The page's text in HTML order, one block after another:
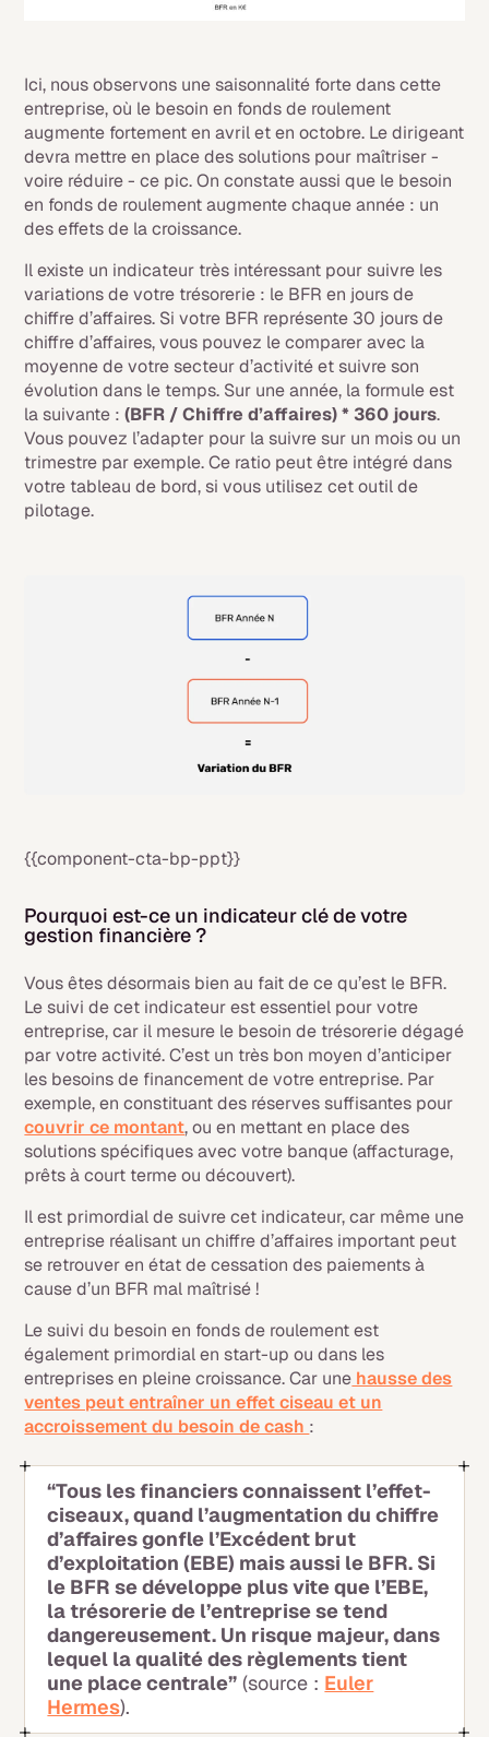
Ici, nous observons une saisonnalité forte dans cette
entreprise, où le besoin en fonds de roulement
augmente fortement en avril et en octobre. Le dirigeant
devra mettre en place des solutions pour maîtriser -
voire réduire - ce pic. On constate aussi que le besoin
en fonds de roulement augmente chaque année : un
des effets de la croissance.
Il existe un indicateur très intéressant pour suivre les
variations de votre trésorerie : le BFR en jours de
chiffre d’affaires. Si votre BFR représente 30 jours de
chiffre d’affaires, vous pouvez le comparer avec la
moyenne de votre secteur d’activité et suivre son
évolution dans le temps. Sur une année, la formule est
la suivante : (BFR / Chiffre d’affaires) * 360 jours.
Vous pouvez l’adapter pour la suivre sur un mois ou un
trimestre par exemple. Ce ratio peut être intégré dans
votre tableau de bord, si vous utilisez cet outil de
pilotage.
{{component-cta-bp-ppt}}
Pourquoi est-ce un indicateur clé de votre
gestion financière ?
Vous êtes désormais bien au fait de ce qu’est le BFR.
Le suivi de cet indicateur est essentiel pour votre
entreprise, car il mesure le besoin de trésorerie dégagé
par votre activité. C’est un très bon moyen d’anticiper
les besoins de financement de votre entreprise. Par
exemple, en constituant des réserves suffisantes pour
couvrir ce montant, ou en mettant en place des
solutions spécifiques avec votre banque (affacturage,
prêts à court terme ou découvert).
Il est primordial de suivre cet indicateur, car même une
entreprise réalisant un chiffre d’affaires important peut
se retrouver en état de cessation des paiements à
cause d’un BFR mal maîtrisé !
Le suivi du besoin en fonds de roulement est
également primordial en start-up ou dans les
entreprises en pleine croissance. Car une hausse des
ventes peut entraîner un effet ciseau et un
accroissement du besoin de cash :
“Tous les financiers connaissent l’effet-
ciseaux, quand l’augmentation du chiffre
d’affaires gonfle l’Excédent brut
d’exploitation (EBE) mais aussi le BFR. Si
le BFR se développe plus vite que l’EBE,
la trésorerie de l’entreprise se tend
dangereusement. Un risque majeur, dans
lequel la qualité des règlements tient
une place centrale” (source : Euler
Hermes).